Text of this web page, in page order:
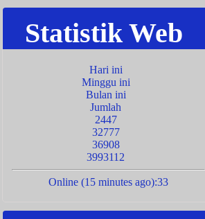
Statistik Web
Hari ini
Minggu ini
Bulan ini
Jumlah
2447
32777
36908
3993112
Online (15 minutes ago):33